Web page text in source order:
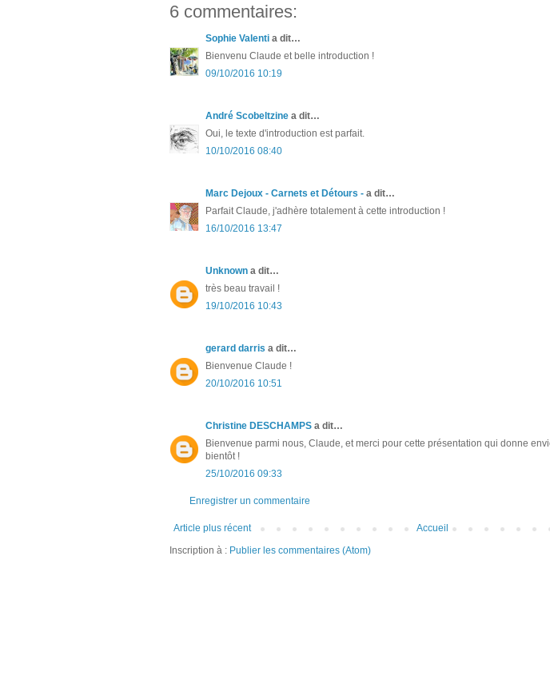
6 commentaires:
Sophie Valenti a dit…
Bienvenu Claude et belle introduction !
09/10/2016 10:19
André Scobeltzine a dit…
Oui, le texte d'introduction est parfait.
10/10/2016 08:40
Marc Dejoux - Carnets et Détours - a dit…
Parfait Claude, j'adhère totalement à cette introduction !
16/10/2016 13:47
Unknown a dit…
très beau travail !
19/10/2016 10:43
gerard darris a dit…
Bienvenue Claude !
20/10/2016 10:51
Christine DESCHAMPS a dit…
Bienvenue parmi nous, Claude, et merci pour cette présentation qui donne
bientôt !
25/10/2016 09:33
Enregistrer un commentaire
Article plus récent
Accueil
Inscription à : Publier les commentaires (Atom)